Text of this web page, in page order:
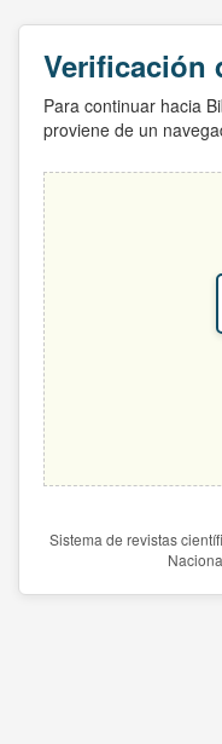
Verificación
Para continuar hacia
proviene de un
Sistema de revistas